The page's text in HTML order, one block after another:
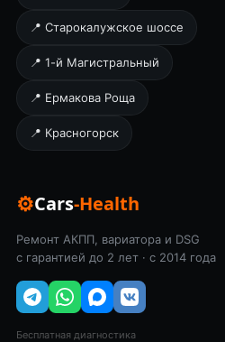
📍 Старокалужское шоссе
📍 1-й Магистральный
📍 Ермакова Роща
📍 Красногорск
⚙Cars-Health
Ремонт АКПП, вариатора и DSG
с гарантией до 2 лет · с 2014 года
Бесплатная диагностика